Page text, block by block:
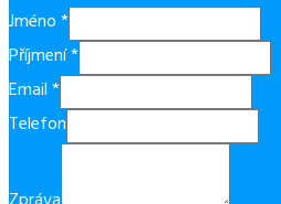
Jméno*
Příjmení*
Email*
Telefon